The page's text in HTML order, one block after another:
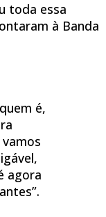
toda essa
à Banda
é,
agora